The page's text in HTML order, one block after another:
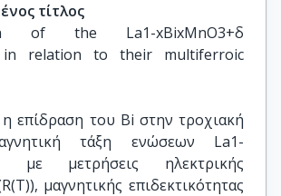
τίτλος
of the La1-xBixMnO3+δ
in relation to their multiferroic
επίδραση του Bi στην τροχιακή
τάξη ενώσεων La1-
με μετρήσεις ηλεκτρικής
μαγνητικής επιδεκτικότητας